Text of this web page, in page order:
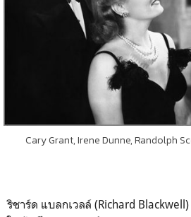
Cary Grant, Irene Dunne, Randolph
ริชาร์ด แบลกเวลล์ (Richard